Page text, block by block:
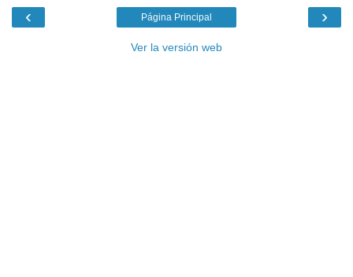
‹ ›
Página Principal
Ver la versión web